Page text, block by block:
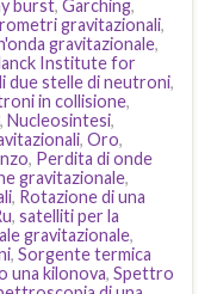
burst, Garching,
gravitazionali,
gravitazionale,
Institute for
due stelle di neutroni,
in collisione,
, Nucleosintesi,
, Oro,
, Perdita di onde
gravitazionale,
, Rotazione di una
, satelliti per la
gravitazionale,
, Sorgente termica
una kilonova, Spettro